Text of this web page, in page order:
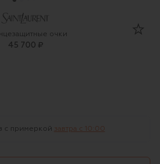
Laurent очки
45 700 ₽
с примеркой завтра c 10:00